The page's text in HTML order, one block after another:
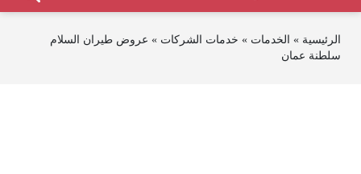
الرئيسية » الخدمات » خدمات الشركات » عروض طيران السلام
سلطنة عمان